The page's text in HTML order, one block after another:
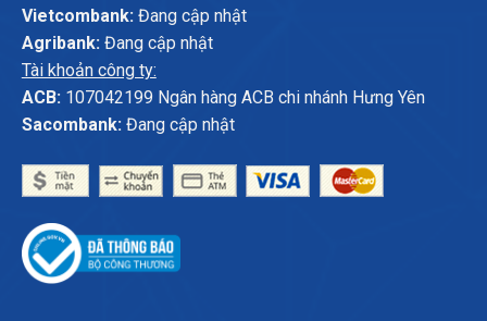
Vietcombank:Đang cập nhật
Agribank:Đang cập nhật
Tài khoản công ty:
ACB:107042199 Ngân hàng ACB chi nhánh Hưng Yên
Sacombank:Đang cập nhật